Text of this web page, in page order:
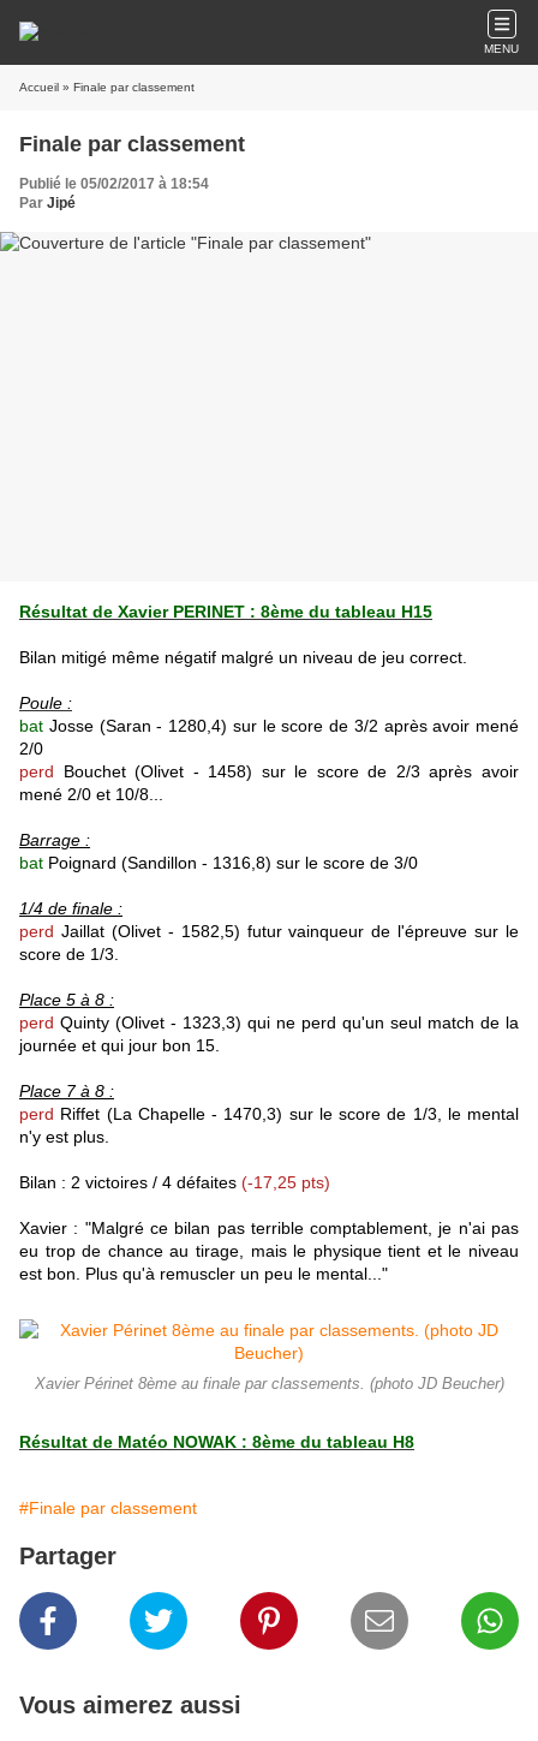
MENU
Accueil » Finale par classement
Finale par classement
Publié le 05/02/2017 à 18:54
Par Jipé
Résultat de Xavier PERINET : 8ème du tableau H15
Bilan mitigé même négatif malgré un niveau de jeu correct.
Poule :
bat Josse (Saran - 1280,4) sur le score de 3/2 après avoir mené
2/0
perd Bouchet (Olivet - 1458) sur le score de 2/3 après avoir
mené 2/0 et 10/8...
Barrage :
bat Poignard (Sandillon - 1316,8) sur le score de 3/0
1/4 de finale :
perd Jaillat (Olivet - 1582,5) futur vainqueur de l'épreuve sur le
score de 1/3.
Place 5 à 8 :
perd Quinty (Olivet - 1323,3) qui ne perd qu'un seul match de la
journée et qui jour bon 15.
Place 7 à 8 :
perd Riffet (La Chapelle - 1470,3) sur le score de 1/3, le mental
n'y est plus.
Bilan : 2 victoires / 4 défaites (-17,25 pts)
Xavier : "Malgré ce bilan pas terrible comptablement, je n'ai pas
eu trop de chance au tirage, mais le physique tient et le niveau
est bon. Plus qu'à remuscler un peu le mental..."
Xavier Périnet 8ème au finale par classements. (photo JD Beucher)
Résultat de Matéo NOWAK : 8ème du tableau H8
#Finale par classement
Partager
Vous aimerez aussi